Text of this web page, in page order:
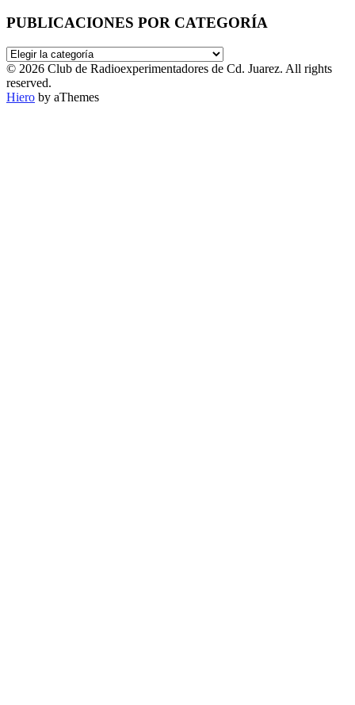
PUBLICACIONES POR CATEGORÍA
PUBLICACIONES
POR
CATEGORÍA
© 2026 Club de Radioexperimentadores de Cd. Juarez. All rights
reserved.
Hiero by aThemes